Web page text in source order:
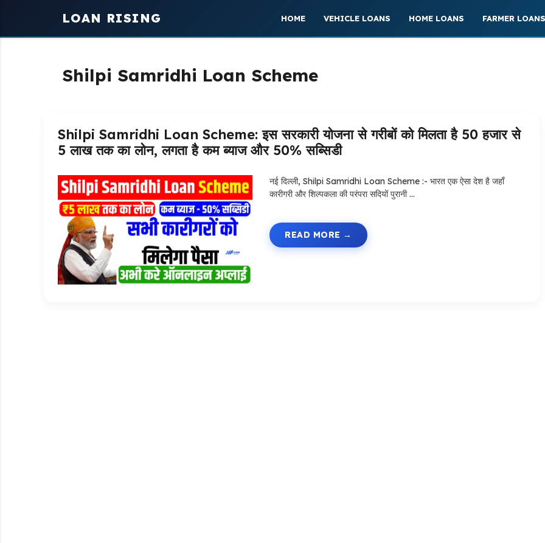
LOAN RISING HOME VEHICLE LOANS HOME LOANS FARMER LOANS
Shilpi Samridhi Loan Scheme
Shilpi Samridhi Loan Scheme: इस सरकारी योजना से गरीबों को मिलता है 50 हजार से
5 लाख तक का लोन, लगता है कम ब्याज और 50% सब्सिडी
नई दिल्ली, Shilpi Samridhi Loan Scheme :- भारत एक ऐसा देश है जहाँ
कारीगरी और शिल्पकला की परंपरा सदियों पुरानी …
READ MORE